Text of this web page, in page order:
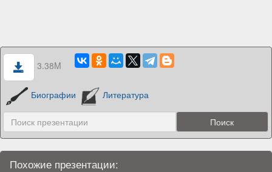
3.38M
Биографии Литература
Похожие презентации: